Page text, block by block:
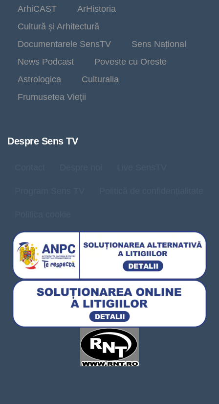
ArhiCAST
ArHistoria
Cultură și Arhitectură
Documentarele SensTV
Sens Național
News Podcast
Poveste cu Oreste
Astrologica
Culturalia
Frumusetea Vieții
Despre Sens TV